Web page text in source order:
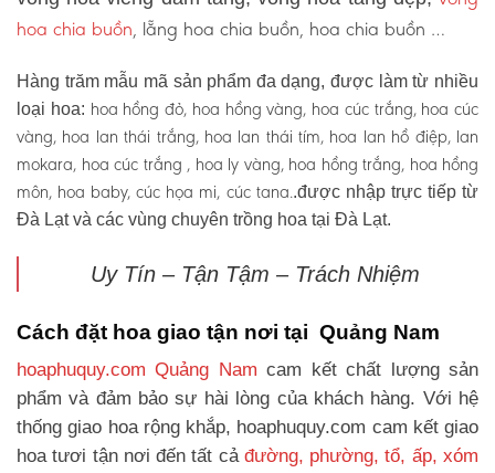
hoa chia buồn, lẵng hoa chia buồn, hoa chia buồn …
Hàng trăm mẫu mã sản phẩm đa dạng, được làm từ nhiều
loại hoa: hoa hồng đỏ, hoa hồng vàng, hoa cúc trắng, hoa cúc
vàng, hoa lan thái trắng, hoa lan thái tím, hoa lan hồ điệp, lan
mokara, hoa cúc trắng , hoa ly vàng, hoa hồng trắng, hoa hồng
môn, hoa baby, cúc họa mi, cúc tana..được nhập trực tiếp từ
Đà Lạt và các vùng chuyên trồng hoa tại Đà Lạt.
Uy Tín – Tận Tậm – Trách Nhiệm
Cách đặt hoa giao tận nơi tại Quảng Nam
hoaphuquy.com Quảng Nam cam kết chất lượng sản
phẩm và đảm bảo sự hài lòng của khách hàng. Với hệ
thống giao hoa rộng khắp, hoaphuquy.com cam kết giao
hoa tươi tận nơi đến tất cả đường, phường, tổ, ấp, xóm